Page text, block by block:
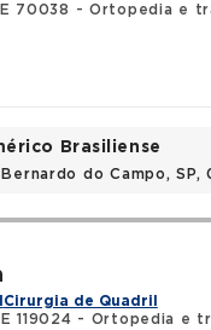
70038 - Ortopedia e
Brasiliense
do Campo, SP,
Cirurgia de Quadril
119024 - Ortopedia e